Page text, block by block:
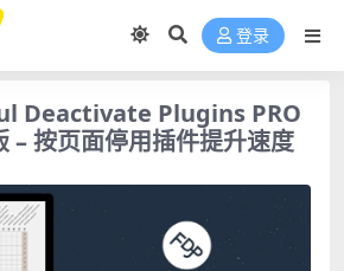
登录
Deactivate Plugins PRO
– 按页面停用插件提升速度